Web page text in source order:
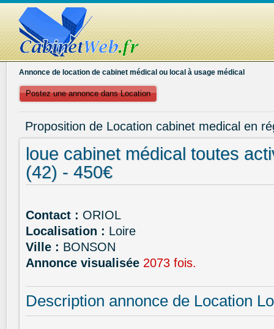
Annonce de location de cabinet médical ou local à usage médical
Postez une annonce dans Location
Proposition de Location cabinet medical en
loue cabinet médical toutes
(42) - 450€
Contact : ORIOL
Localisation : Loire
Ville : BONSON
Annonce visualisée 2073 fois.
Description annonce de Location